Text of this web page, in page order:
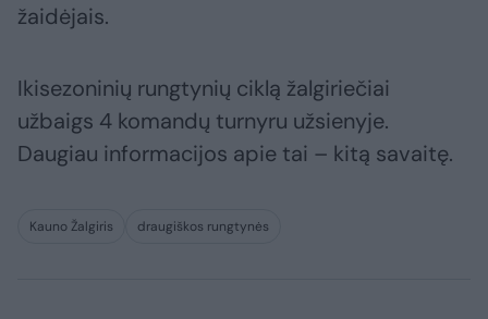
žaidėjais.
Ikisezoninių rungtynių ciklą žalgiriečiai
užbaigs 4 komandų turnyru užsienyje.
Daugiau informacijos apie tai – kitą savaitę.
Kauno Žalgiris draugiškos rungtynės